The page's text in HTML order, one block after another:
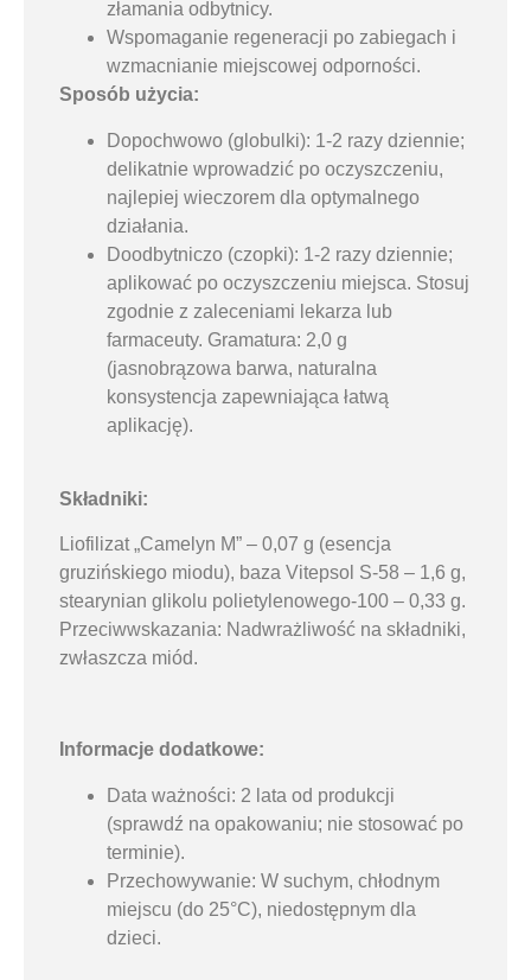
złamania odbytnicy.
Wspomaganie regeneracji po zabiegach i
wzmacnianie miejscowej odporności.
Sposób użycia:
Dopochwowo (globulki): 1-2 razy dziennie;
delikatnie wprowadzić po oczyszczeniu,
najlepiej wieczorem dla optymalnego
działania.
Doodbytniczo (czopki): 1-2 razy dziennie;
aplikować po oczyszczeniu miejsca. Stosuj
zgodnie z zaleceniami lekarza lub
farmaceuty. Gramatura: 2,0 g
(jasnobrązowa barwa, naturalna
konsystencja zapewniająca łatwą
aplikację).
Składniki:
Liofilizat „Camelyn M” – 0,07 g (esencja
gruzińskiego miodu), baza Vitepsol S-58 – 1,6 g,
stearynian glikolu polietylenowego-100 – 0,33 g.
Przeciwwskazania: Nadwrażliwość na składniki,
zwłaszcza miód.
Informacje dodatkowe:
Data ważności: 2 lata od produkcji
(sprawdź na opakowaniu; nie stosować po
terminie).
Przechowywanie: W suchym, chłodnym
miejscu (do 25°C), niedostępnym dla
dzieci.